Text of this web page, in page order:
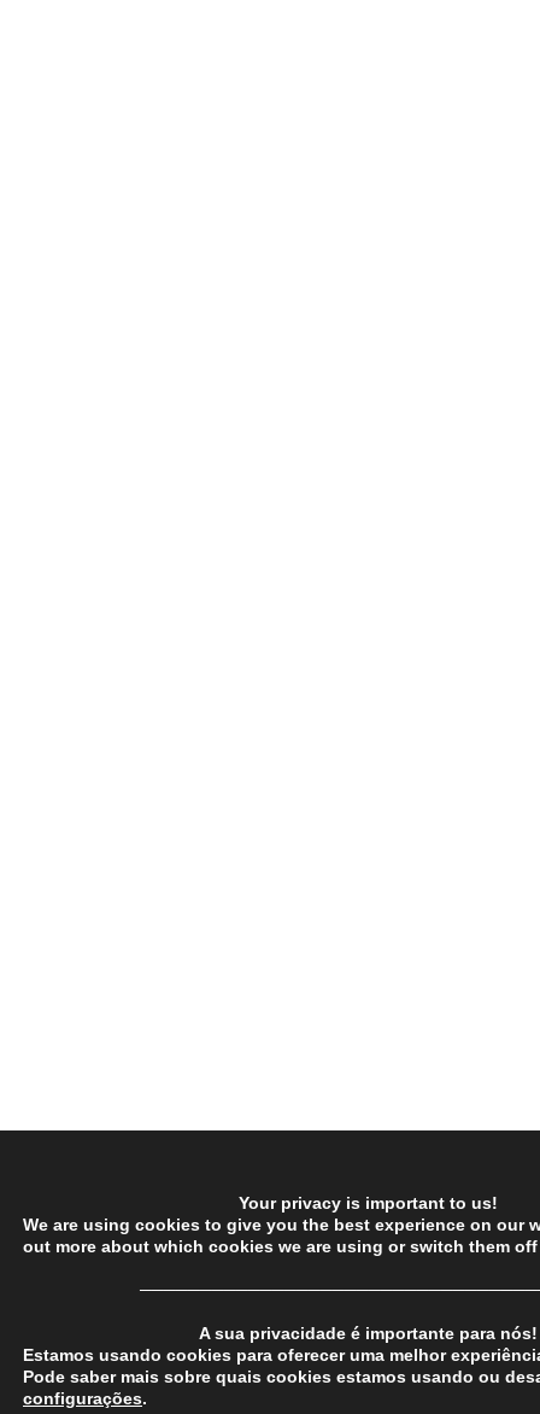
Your privacy is important to us!
We are using cookies to give you the best experience on our
out more about which cookies we are using or switch them
A sua privacidade é importante para nós!
Estamos usando cookies para oferecer uma melhor
Pode saber mais sobre quais cookies estamos usando ou
configurações.